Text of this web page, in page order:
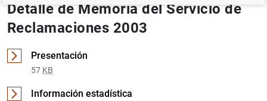
Detalle de Memoria del Servicio de
Reclamaciones 2003
Presentación
57 KB
Información estadística